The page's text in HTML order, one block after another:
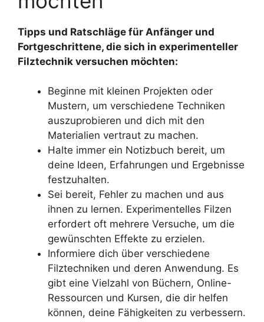
Tipps und Ratschläge für Anfänger und
Fortgeschrittene, die sich in experimenteller
Filztechnik versuchen möchten:
Beginne mit kleinen Projekten oder
Mustern, um verschiedene Techniken
auszuprobieren und dich mit den
Materialien vertraut zu machen.
Halte immer ein Notizbuch bereit, um
deine Ideen, Erfahrungen und Ergebnisse
festzuhalten.
Sei bereit, Fehler zu machen und aus
ihnen zu lernen. Experimentelles Filzen
erfordert oft mehrere Versuche, um die
gewünschten Effekte zu erzielen.
Informiere dich über verschiedene
Filztechniken und deren Anwendung. Es
gibt eine Vielzahl von Büchern, Online-
Ressourcen und Kursen, die dir helfen
können, deine Fähigkeiten zu verbessern.